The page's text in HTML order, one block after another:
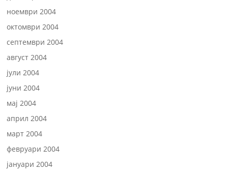
ноември 2004
октомври 2004
септември 2004
август 2004
јули 2004
јуни 2004
мај 2004
април 2004
март 2004
февруари 2004
јануари 2004